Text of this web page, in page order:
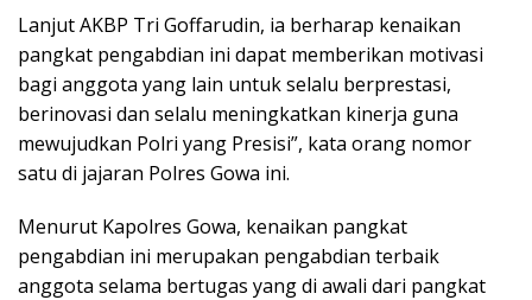
Lanjut AKBP Tri Goffarudin, ia berharap kenaikan
pangkat pengabdian ini dapat memberikan motivasi
bagi anggota yang lain untuk selalu berprestasi,
berinovasi dan selalu meningkatkan kinerja guna
mewujudkan Polri yang Presisi”, kata orang nomor
satu di jajaran Polres Gowa ini.
Menurut Kapolres Gowa, kenaikan pangkat
pengabdian ini merupakan pengabdian terbaik
anggota selama bertugas yang di awali dari pangkat